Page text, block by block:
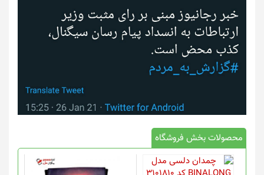
محصولات بخش فروشگاه